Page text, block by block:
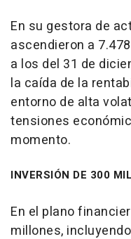
En su gestora de
ascendieron a
a los del 31 de
la caída de la
entorno de alta
tensiones
momento.
INVERSIÓN DE 300
En el plano
millones,